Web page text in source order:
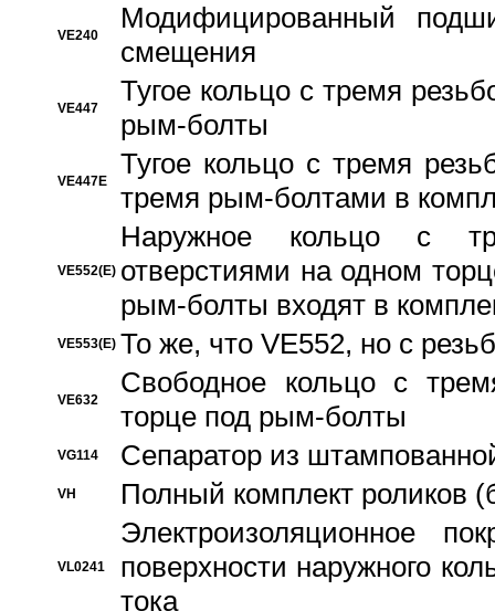
VE240
Модифицированный
смещения
VE447
Тугое кольцо с тремя
рым-болты
VE447E
Тугое кольцо с тремя
тремя рым-болтами в
VE552(E)
Наружное кольцо с
отверстиями на одном
рым-болты входят в
VE553(E) То же, что VE552, но с
VE632
Свободное кольцо с
торце под рым-болты
VG114 Сепаратор из
VH Полный комплект роликов
VL0241
Электроизоляционное
поверхности наружного
тока